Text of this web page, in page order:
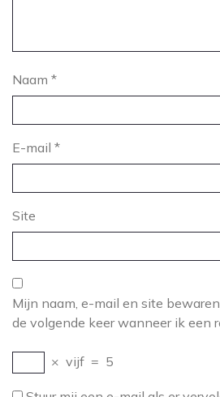
Naam *
E-mail *
Site
Mijn naam, e-mail en site
de volgende keer wanneer ik een
× vijf = 5